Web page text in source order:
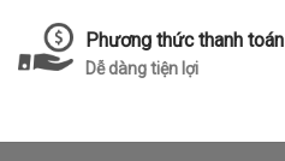
Phương thức thanh toán
Dễ dàng tiện lợi